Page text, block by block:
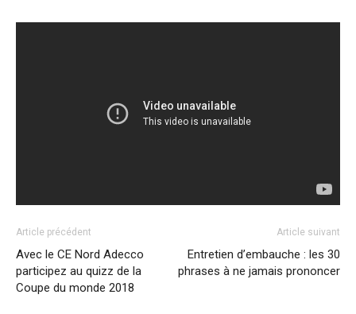
Article précédent
Avec le CE Nord Adecco
participez au quizz de la
Coupe du monde 2018
Article suivant
Entretien d’embauche : les 30
phrases à ne jamais prononcer